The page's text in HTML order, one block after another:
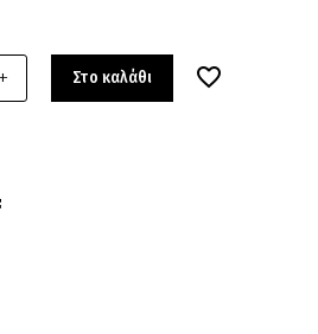
Στο καλάθι